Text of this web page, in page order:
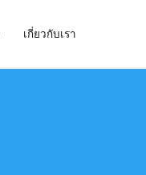
เกี่ยวกับเรา